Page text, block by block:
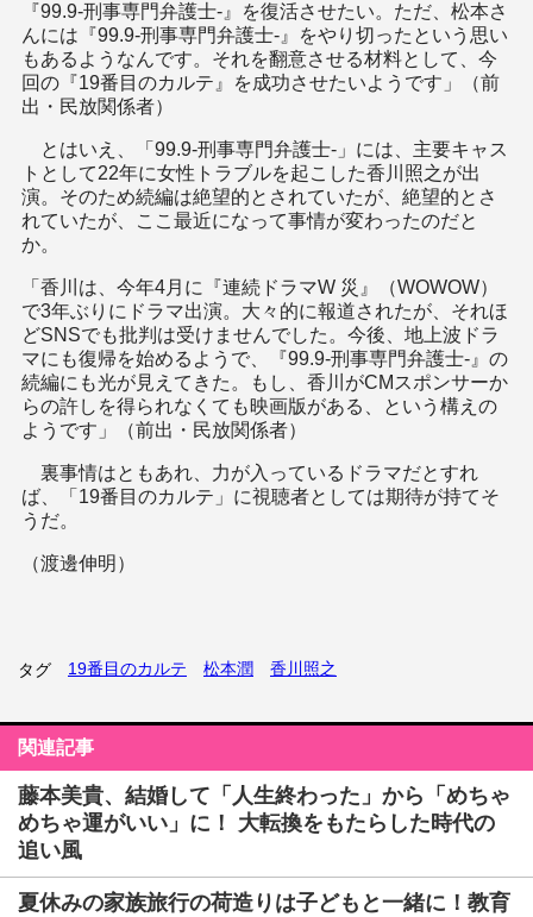
『99.9-刑事専門弁護士-』を復活させたい。ただ、松本さ
んには『99.9-刑事専門弁護士-』をやり切ったという思い
もあるようなんです。それを翻意させる材料として、今
回の『19番目のカルテ』を成功させたいようです」（前
出・民放関係者）
とはいえ、「99.9-刑事専門弁護士-」には、主要キャス
トとして22年に女性トラブルを起こした香川照之が出
演。そのため続編は絶望的とされていたが、絶望的とさ
れていたが、ここ最近になって事情が変わったのだと
か。
「香川は、今年4月に『連続ドラマW 災』（WOWOW）
で3年ぶりにドラマ出演。大々的に報道されたが、それほ
どSNSでも批判は受けませんでした。今後、地上波ドラ
マにも復帰を始めるようで、『99.9-刑事専門弁護士-』の
続編にも光が見えてきた。もし、香川がCMスポンサーか
らの許しを得られなくても映画版がある、という構えの
ようです」（前出・民放関係者）
裏事情はともあれ、力が入っているドラマだとすれ
ば、「19番目のカルテ」に視聴者としては期待が持てそ
うだ。
（渡邊伸明）
タグ 19番目のカルテ 松本潤 香川照之
関連記事
藤本美貴、結婚して「人生終わった」から「めちゃ
めちゃ運がいい」に！ 大転換をもたらした時代の
追い風
夏休みの家族旅行の荷造りは子どもと一緒に！教育